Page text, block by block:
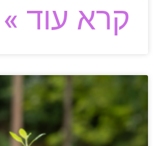
קרא עוד »